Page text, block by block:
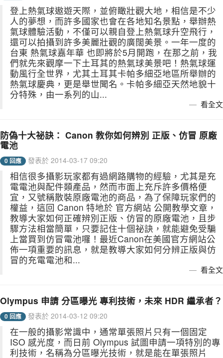
登上熱氣球遨遊天際，並俯瞰壯觀大地，相信是不少
人的夢想，而許多國家也會在各地知名景點，舉辦熱
氣球體驗活動，不僅可以親自登上熱氣球升空飛行，
還可以拍攝到許多美麗壯觀的廣闊美景。一年一度的
台東 熱氣球嘉年華 也即將於5月開跑，在那之前，我
們就先來觀摩一下土耳其的熱氣球美景吧！熱氣球運
動風行全世界，尤其土耳其卡帕多細亞地區所舉辦的
熱氣球慶典，更是舉世聞名。卡帕多細亞天然地貌十
分特殊，由一系列的山...
看全文
防偽十大祕訣： Canon 教你如何辨別 正版、仿冒 原廠
電池
0 回應 發表於 2014-03-17 09:20
相信很多攝影玩家都有過網路購物的經驗，尤其是充
電電池與配件類產品，然而市面上充斥許多價格便
宜，又號稱散裝原廠電池的商品，為了保障玩家們的
權益，這回 Canon 特地於 官方網站 公開教學文章，
教導大家如何正確辨別正版、仿冒的原廠電池，且步
驟方法相當簡單，只要記住十個祕訣，就能避免受騙
上當買到仿冒電池囉！最近Canon在美國官方網站公
佈一項重要的訊息，就是教導大家如何分辨正版與仿
冒的充電電池和...
看全文
Olympus 申請 分區曝光 專利技術，未來 HDR 繼承者？
0 回應 發表於 2014-03-12 09:20
在一般的攝影常識中，通常單張照片只有一個固定
ISO 感光度，而日前 Olympus 試圖申請一項特別的專
利技術，名稱為分區曝光技術，就是能在單張照片